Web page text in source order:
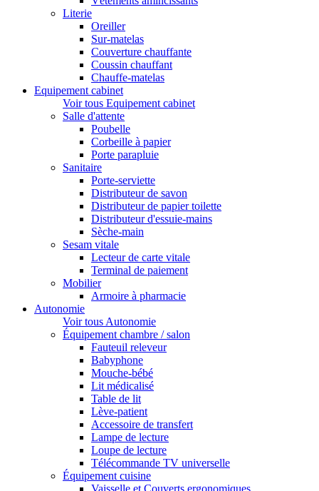
Literie
Oreiller
Sur-matelas
Couverture chauffante
Coussin chauffant
Chauffe-matelas
Equipement cabinet
Voir tous Equipement cabinet
Salle d'attente
Poubelle
Corbeille à papier
Porte parapluie
Sanitaire
Porte-serviette
Distributeur de savon
Distributeur de papier toilette
Distributeur d'essuie-mains
Sèche-main
Sesam vitale
Lecteur de carte vitale
Terminal de paiement
Mobilier
Armoire à pharmacie
Autonomie
Voir tous Autonomie
Équipement chambre / salon
Fauteuil releveur
Babyphone
Mouche-bébé
Lit médicalisé
Table de lit
Lève-patient
Accessoire de transfert
Lampe de lecture
Loupe de lecture
Télécommande TV universelle
Équipement cuisine
Vaisselle et Couverts ergonomiques